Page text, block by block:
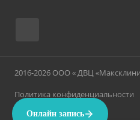
2016-2026 ООО « ДВЦ
Политика конфиденциальности